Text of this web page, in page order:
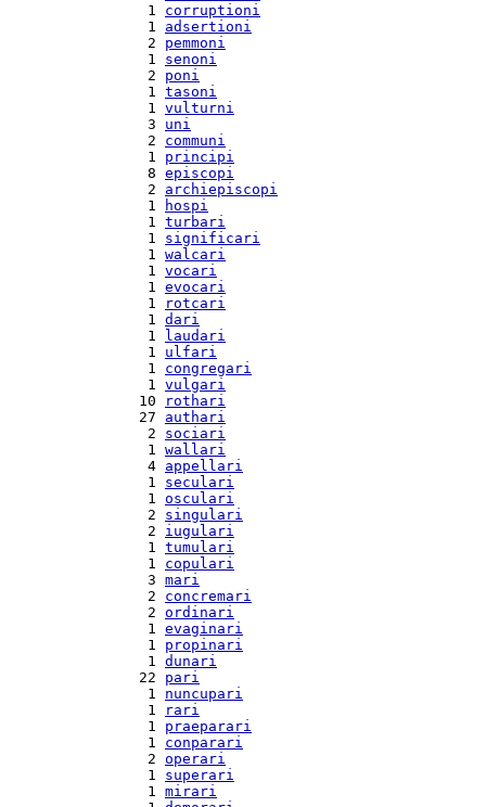
  1
corruptioni
  1
adsertioni
  2
pemmoni
  1
senoni
  2
poni
  1
tasoni
  1
vulturni
  3
uni
  2
communi
  1
principi
  8
episcopi
  2
archiepiscopi
  1
hospi
  1
turbari
  1
significari
  1
walcari
  1
vocari
  1
evocari
  1
rotcari
  1
dari
  1
laudari
  1
ulfari
  1
congregari
  1
vulgari
10
rothari
27 authari
  2
sociari
  1
wallari
  4
appellari
  1
seculari
  1
osculari
  2
singulari
  2
iugulari
  1
tumulari
  1
copulari
  3
mari
  2
concremari
  2
ordinari
  1
evaginari
  1
propinari
  1
dunari
22 pari
  1
nuncupari
  1
rari
  1
praeparari
  1
conparari
  2
operari
  1
superari
  1
mirari